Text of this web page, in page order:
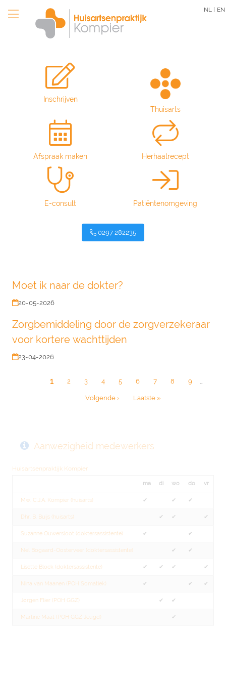
NL | EN
Inschrijven
Thuisarts
Afspraak maken Herhaalrecept
E-consult Patiëntenomgeving
0297 282235
Moet ik naar de dokter?
20-05-2026
Zorgbemiddeling door de zorgverzekeraar
voor kortere wachttijden
23-04-2026
Huidige
1 Page
2 Page
3 Page
4 Page
5 Page
6 Page
7 Page
8 Page
9 …
Volgende
Volgende ›
Laatste
Laatste »
Aanwezigheid medewerkers
Huisartsenpraktijk Kompier
ma di wo do vr
Mw. C.J.A. Kompier (huisarts) ✔︎ ✔︎ ✔︎
Dhr. B. Buijs (huisarts) ✔︎ ✔︎ ✔︎
Suzanne Ouwersloot (doktersassistente) ✔︎ ✔︎
Nel Bogaard-Oosterveer (doktersassistente) ✔︎ ✔︎
Lisette Block (doktersassistente) ✔︎ ✔︎ ✔︎ ✔︎
Nina van Maanen (POH Somatiek) ✔︎ ✔︎ ✔︎
Jørgen Flier (POH GGZ) ✔︎ ✔︎
Martine Maat (POH GGZ Jeugd) ✔︎